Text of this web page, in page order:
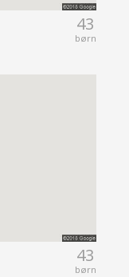
43
børn
43
børn